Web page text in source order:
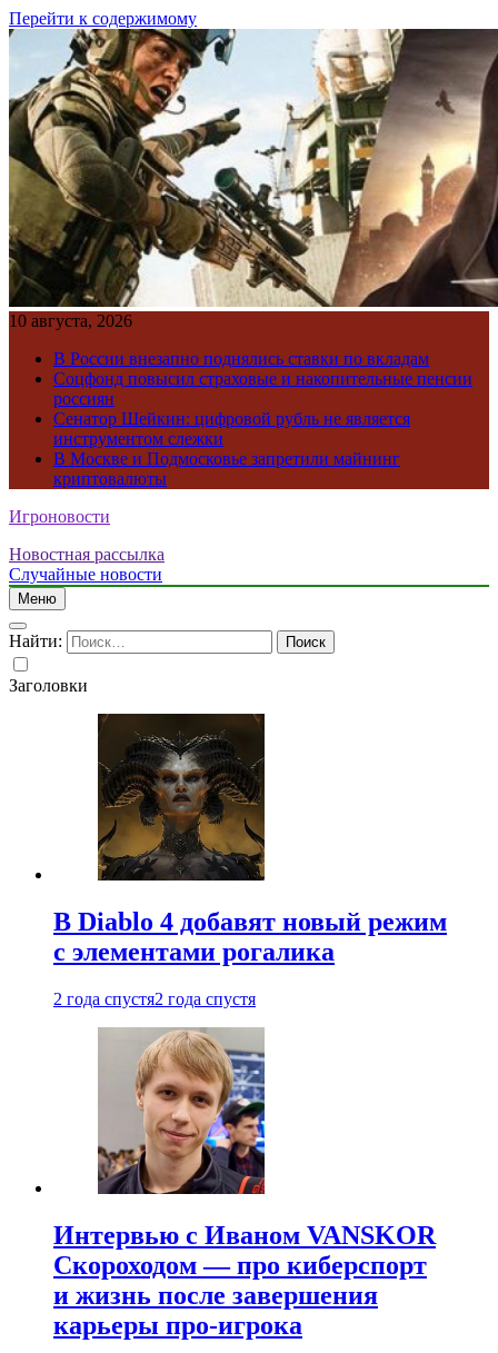
Перейти к содержимому
10 августа, 2026
В России внезапно поднялись ставки по вкладам
Соцфонд повысил страховые и накопительные пенсии
россиян
Сенатор Шейкин: цифровой рубль не является
инструментом слежки
В Москве и Подмосковье запретили майнинг
криптовалюты
Игроновости
Новостная рассылка
Случайные новости
Меню
Найти:
Заголовки
В Diablo 4 добавят новый режим
с элементами рогалика
2 года спустя2 года спустя
Интервью с Иваном VANSKOR
Скороходом — про киберспорт
и жизнь после завершения
карьеры про-игрока